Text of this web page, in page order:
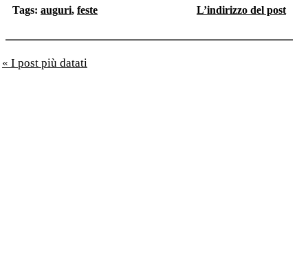
Tags: auguri, feste
L’indirizzo del post
« I post più datati